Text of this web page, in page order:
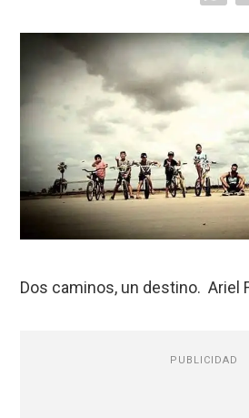
Dos caminos, un destino. Ariel
PUBLICIDAD